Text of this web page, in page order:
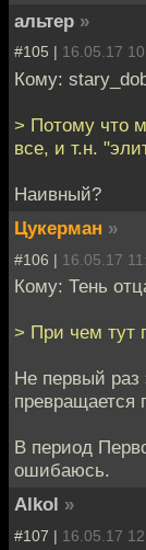
альтер »
#105 | 16.05.17
Кому:
> Потому что
все, и т.н.
Наивный?
Цукерман »
#106 | 16.05.17
Кому: Тень
> При чем тут
Не первый раз
превращается
В период
ошибаюсь.
Alkol »
#107 | 16.05.17